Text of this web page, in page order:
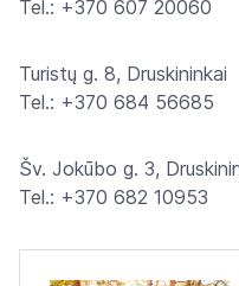
Tel.: +370 607 20060
Turistų g. 8, Druskininkai
Tel.: +370 684 56685
Šv. Jokūbo g. 3,
Tel.: +370 682 10953